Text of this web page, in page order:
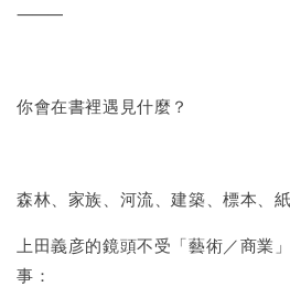
⸻
你會在書裡遇見什麼？
森林、家族、河流、建築、標本、
上田義彦的鏡頭不受「藝術／商業
事：